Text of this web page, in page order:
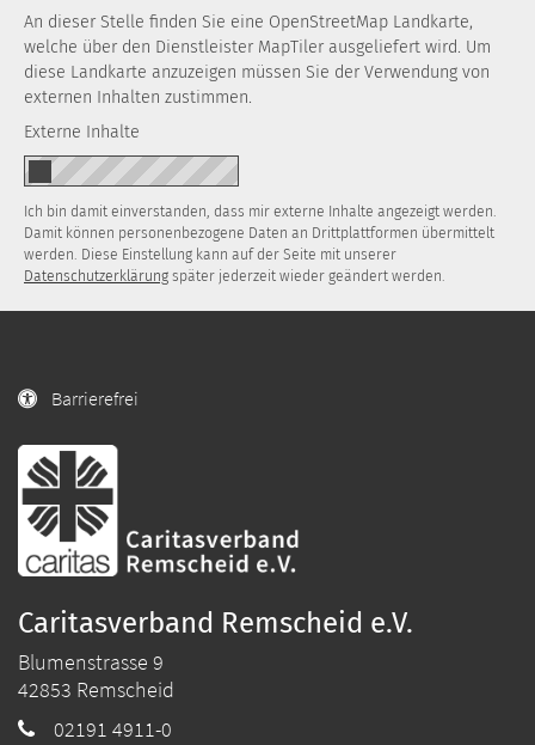
An dieser Stelle finden Sie eine OpenStreetMap Landkarte,
welche über den Dienstleister MapTiler ausgeliefert wird. Um
diese Landkarte anzuzeigen müssen Sie der Verwendung von
externen Inhalten zustimmen.
Externe Inhalte
Ich bin damit einverstanden, dass mir externe Inhalte angezeigt werden.
Damit können personenbezogene Daten an Drittplattformen übermittelt
werden. Diese Einstellung kann auf der Seite mit unserer
Datenschutzerklärung später jederzeit wieder geändert werden.
Barrierefrei
Caritasverband Remscheid e.V.
Blumenstrasse 9
42853 Remscheid
02191 4911-0